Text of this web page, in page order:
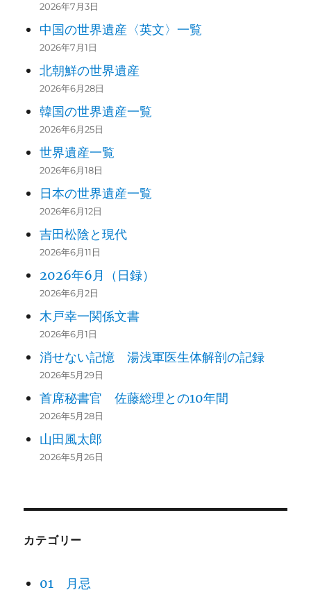
2026年7月3日
中国の世界遺産〈英文〉一覧
2026年7月1日
北朝鮮の世界遺産
2026年6月28日
韓国の世界遺産一覧
2026年6月25日
世界遺産一覧
2026年6月18日
日本の世界遺産一覧
2026年6月12日
吉田松陰と現代
2026年6月11日
2026年6月（日録）
2026年6月2日
木戸幸一関係文書
2026年6月1日
消せない記憶 湯浅軍医生体解剖の記録
2026年5月29日
首席秘書官 佐藤総理との10年間
2026年5月28日
山田風太郎
2026年5月26日
カテゴリー
01 月忌